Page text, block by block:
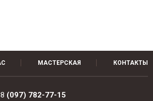
МАСТЕРСКАЯ КОНТАКТЫ
(097) 782-77-15